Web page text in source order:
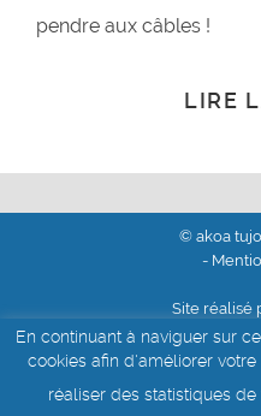
pendre aux câbles !
LIRE
© akoa
-
Site réalisé
En continuant à naviguer sur
cookies afin d'améliorer
réaliser des statistiques de